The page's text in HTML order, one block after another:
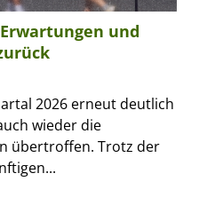
und
2026 erneut deutlich
wieder die
übertroffen. Trotz der